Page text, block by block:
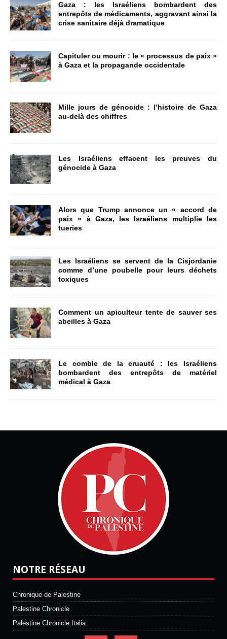
Gaza : les Israéliens bombardent des
entrepôts de médicaments, aggravant ainsi la
crise sanitaire déjà dramatique
Capituler ou mourir : le « processus de paix »
à Gaza et la propagande occidentale
Mille jours de génocide : l’histoire de Gaza
au-delà des chiffres
Les Israéliens effacent les preuves du
génocide à Gaza
Alors que Trump annonce un « accord de
paix » à Gaza, les Israéliens multiplie les
tueries
Les Israéliens se servent de la Cisjordanie
comme d’une poubelle pour leurs déchets
toxiques
Comment un apiculteur tente de sauver ses
abeilles à Gaza
Le comble de la cruauté : les Israéliens
bombardent des entrepôts de matériel
médical à Gaza
NOTRE RÉSEAU
Chronique de Palestine
Palestine Chronicle
Palestine Chronicle Italia